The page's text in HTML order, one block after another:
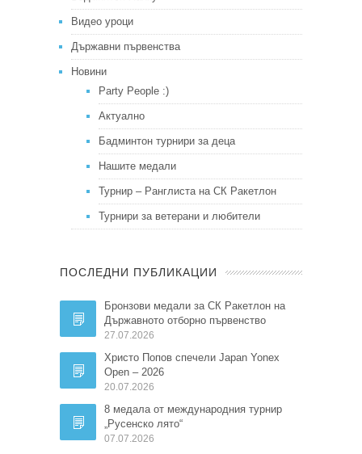
Видео уроци
Държавни първенства
Новини
Party People :)
Актуално
Бадминтон турнири за деца
Нашите медали
Турнир – Ранглиста на СК Ракетлон
Турнири за ветерани и любители
ПОСЛЕДНИ ПУБЛИКАЦИИ
Бронзови медали за СК Ракетлон на
Държавното отборно първенство
27.07.2026
Христо Попов спечели Japan Yonex
Open – 2026
20.07.2026
8 медала от международния турнир
„Русенско лято“
07.07.2026